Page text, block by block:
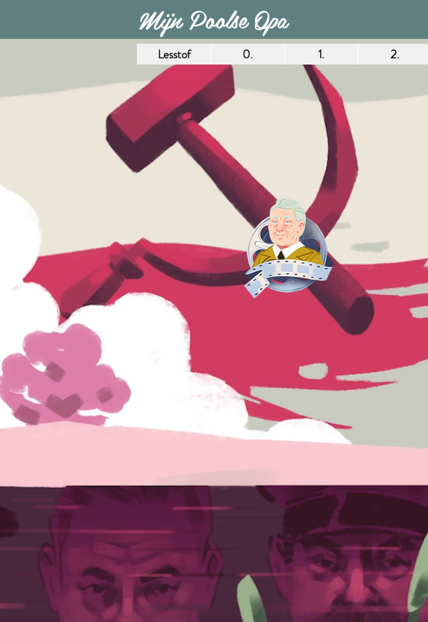
Mijn Poolse Opa
Lesstof 0. 1. 2.